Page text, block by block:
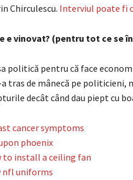
Chirculescu. Interviul poate fi
e vinovat? (pentru tot ce se
politică pentru că face
tras de mânecă pe politicieni,
decât când dau piept cu
cancer symptoms
phoenix
to install a ceiling fan
nfl uniforms